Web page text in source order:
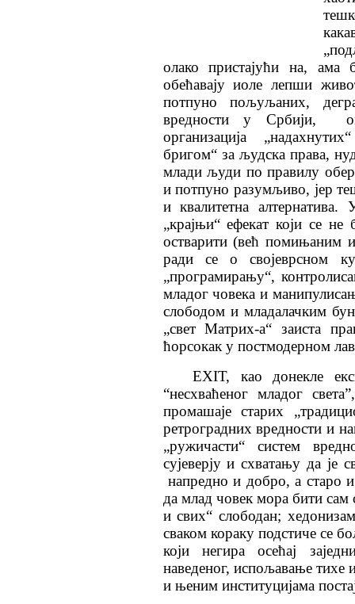
олако пристајући на, ама
обећавају иоле лепши
потпуно пољуљаних,
вредности у Србији,
организација
бригом“ за људска права,
млади људи по правилу
и потпуно разумљиво, јер
и квалитетна
„крајњи“ ефекат који се
остварити (већ помињаним
ради се о својеврсном
„програмирању“,
младог човека и
слободом и младалачким
„свет Матриx-а“ заиста
ћорсокак у постмодерном
ЕXIТ, као донекле
“несхваћеног младог
промашаје старих
ретроградних вредности и
„ружичасти“ систем
сујеверју и схватању да је
напредно и добро, а старо
да млад човек мора бити сам
и свих“ слободан;
сваком кораку подстиче се
који негира осећај
наведеног, испољавање тихе
и њеним институцијама